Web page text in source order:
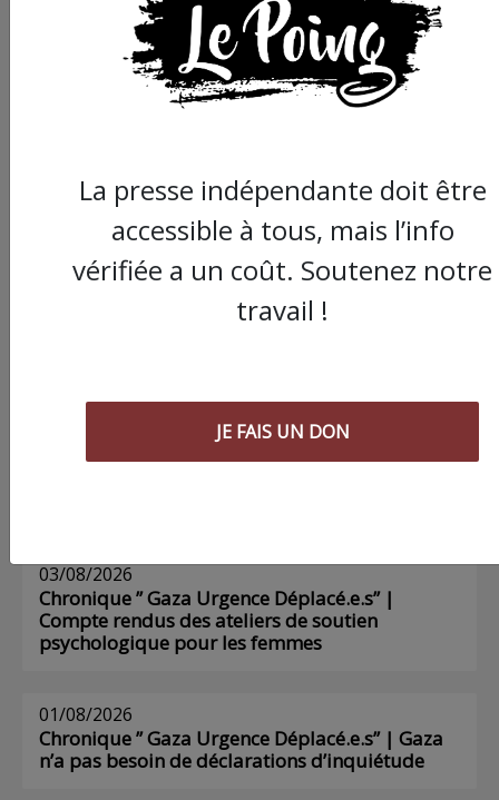
Commander le dernier numéro papier du
Voir tous les numéros papier
03/08/2026
Chronique ” Gaza Urgence Déplacé.e.s” |
Compte rendus des ateliers de soutien
psychologique pour les femmes
01/08/2026
Chronique ” Gaza Urgence Déplacé.e.s” | Gaza
n’a pas besoin de déclarations d’inquiétude
La presse indépendante doit être
accessible à tous, mais l’info
vérifiée a un coût. Soutenez notre
travail !
JE FAIS UN DON